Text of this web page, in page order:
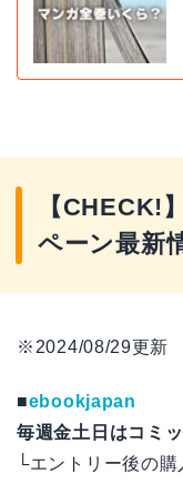
【CHECK!
ペーン最新
※2024/08/29更新
■ebookjapan
毎週金土日はコミ
└エントリー後の